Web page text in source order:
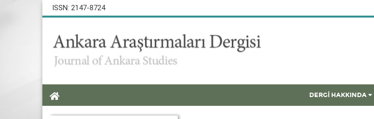
ISSN: 2147-8724
DERGİ HAKKINDA